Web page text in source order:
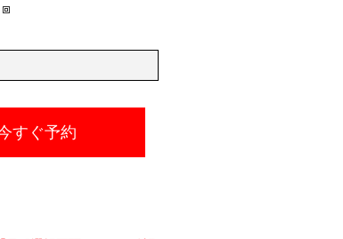
すぐ予約